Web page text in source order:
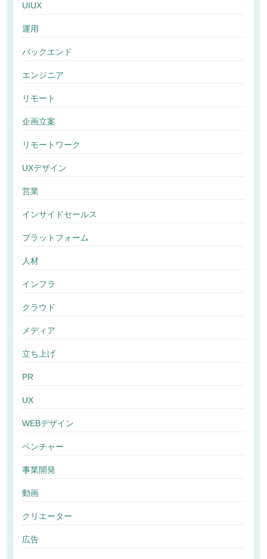
UIUX
運用
バックエンド
エンジニア
リモート
企画立案
リモートワーク
UXデザイン
営業
インサイドセールス
プラットフォーム
人材
インフラ
クラウド
メディア
立ち上げ
PR
UX
WEBデザイン
ベンチャー
事業開発
動画
クリエーター
広告